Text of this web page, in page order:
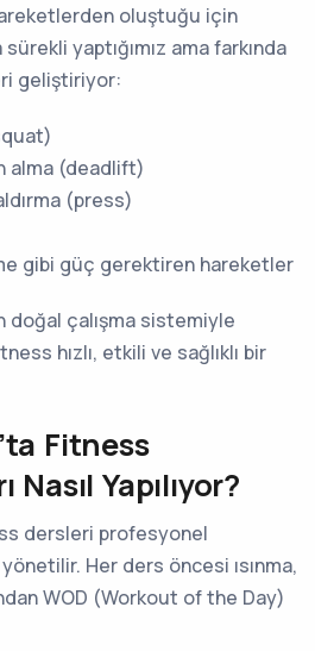
oluştuğu için
yaptığımız ama farkında
geliştiriyor:
alma (deadlift)
(press)
gibi güç gerektiren hareketler
doğal çalışma sistemiyle
hızlı, etkili ve sağlıklı bir
Fitness
Yapılıyor?
dersleri profesyonel
Her ders öncesi ısınma,
WOD (Workout of the Day)